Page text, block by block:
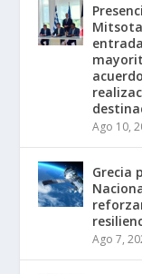
Ago 10,
Grecia
Ago 7,